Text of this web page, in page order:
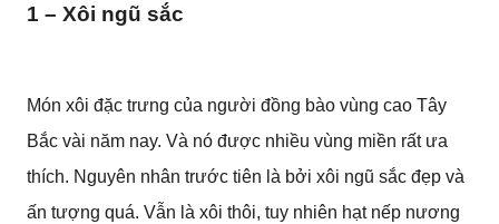
1 – Xôi ngũ sắc
Món xôi đặc trưng của người đồng bào vùng cao Tây
Bắc vài năm nay. Và nó được nhiều vùng miền rất ưa
thích. Nguyên nhân trước tiên là bởi xôi ngũ sắc đẹp và
ấn tượng quá. Vẫn là xôi thôi, tuy nhiên hạt nếp nương